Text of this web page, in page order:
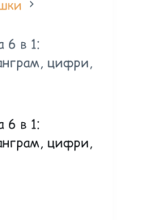
6 в 1:
цифри,
6 в 1:
цифри,